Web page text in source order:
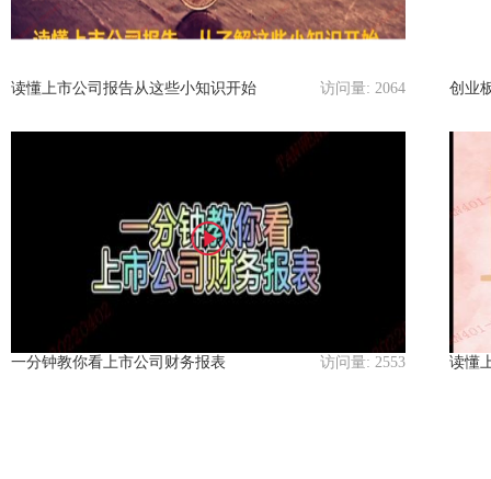
读懂上市公司报告从这些小知识开始 访问量: 2064 创业
一分钟教你看上市公司财务报表 访问量: 2553 读懂